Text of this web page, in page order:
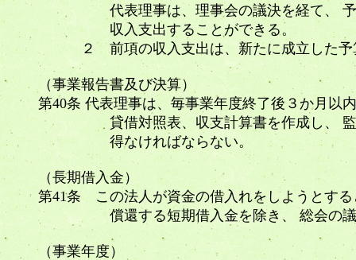
代表理事は、理事会の議決を経て、 予算
収入支出することができる。
２ 前項の収入支出は、新たに成立した予
（事業報告書及び決算）
第40条 代表理事は、毎事業年度終了後３か月以
貸借対照表、収支計算書を作成し、 監事
得なければならない。
（長期借入金）
第41条 この法人が資金の借入れをしようとす
償還する短期借入金を除き、 総会の議
（事業年度）